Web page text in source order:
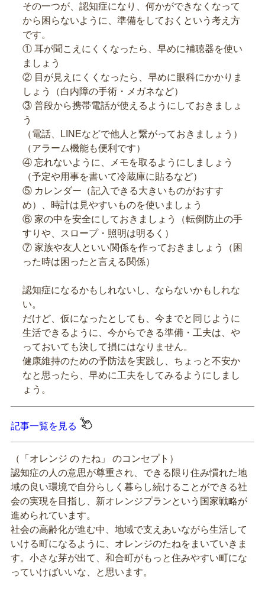
その一つが、認知症になり、何かができなくなって
から困らないように、準備をしておくという考え方
です。
① 耳が聞こえにくくなったら、早めに補聴器を使い
ましょう
② 目が見えにくくなったら、早めに眼科にかかりま
しょう（白内障の手術・メガネなど）
③ 普段から携帯電話が使えるようにしておきましょ
う
（電話、LINEなどで他人と繋がっておきましょう）
（アラーム機能も便利です）
④ 忘れないように、メモを取るようにしましょう
（予定や用事を書いて冷蔵庫に貼るなど）
⑤ カレンダー（記入できる大きいものがおすす
め）、時計は見やすいものを使いましょう
⑥ 家の中を安全にしておきましょう（転倒防止の手
すりや、スロープ・照明は明るく）
⑦ 家族や友人といい関係を作っておきましょう（困
った時は困ったと言える関係）
認知症になるかもしれないし、ならないかもしれな
い。
だけど、仮になったとしても、今までと同じように
生活できるように、今からできる準備・工夫は、や
っておいても決して損にはなりません。
健康維持のための予防法を実践し、ちょっと不安か
なと思ったら、早めに工夫をしてみるようにしまし
ょう。
記事一覧を見る
（「オレンジ の たね」 のコンセプト）
認知症の人の意思が尊重され、できる限り住み慣れた地
域の良い環境で自分らしく暮らし続けることができる社
会の実現を目指し、新オレンジプランという国家戦略が
進められています。
社会の高齢化が進む中、地域で支えあいながら生活して
いける町になるように、オレンジのたねをまいていきま
す。小さな芽が出て、和合町がもっと住みやすい町にな
っていけばいいな、と思います。